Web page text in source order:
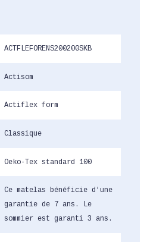
ACTFLEFORENS200200SKB
Actisom
Actiflex form
Classique
Oeko-Tex standard 100
Ce matelas bénéficie d'une
garantie de 7 ans. Le
sommier est garanti 3 ans.